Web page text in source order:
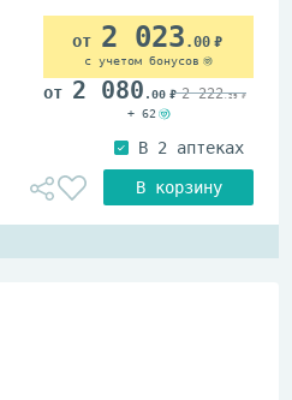
2 023 .00
с учетом бонусов
2 080 .00 2 222.29
+ 62